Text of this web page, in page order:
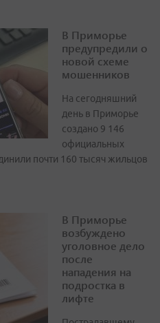
В Приморье
предупредили о
новой схеме
мошенников
На сегодняшний
день в Приморье
создано 9 146
официальных
почти 160 тысяч жильцов
В Приморье
возбуждено
уголовное дело
после
нападения на
подростка в
лифте